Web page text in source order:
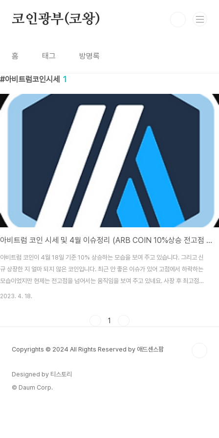
코인광부(코왕)
홈 태그 방명록
아비트럼코인시세 1
아비트럼 코인 시세 및 4월 이슈정리 (ARB COIN 10%상승 전고점 돌파 하였네요, 얼마나 더 올라 갈가요?)
아비트럼 코인이 4월 18일 기준 10% 상승하는 모습을 보여 주고 있습니다. 그리고 신
규 상장한 지 얼마 되지 않은 코인입니다. 최근 안 좋은 이슈가 있어 고점에서 하락하는
모습이었지만 현제는 전고점을 넘어서는 움직임을 보여 주고 있네요. 사장 후 최고점입
니다! 아비트럼은 어떤 코인 인가? 아비트럼(Arbitrum)은 이더리움 기반의 레이어 2 설
용도로 ..
2023. 4. 18.
1
Copyrights © 2024 All Rights Reserved by 애드센스팜
Designed by 티스토리
© Daum Corp.